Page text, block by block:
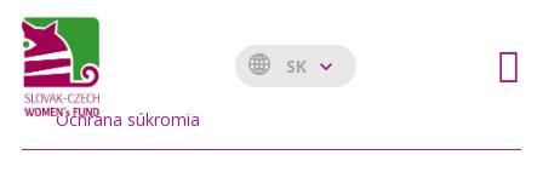
SK
Ochrana súkromia